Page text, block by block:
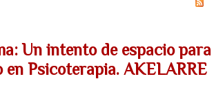
Un intento de espacio
en Psicoterapia. AKELARRE